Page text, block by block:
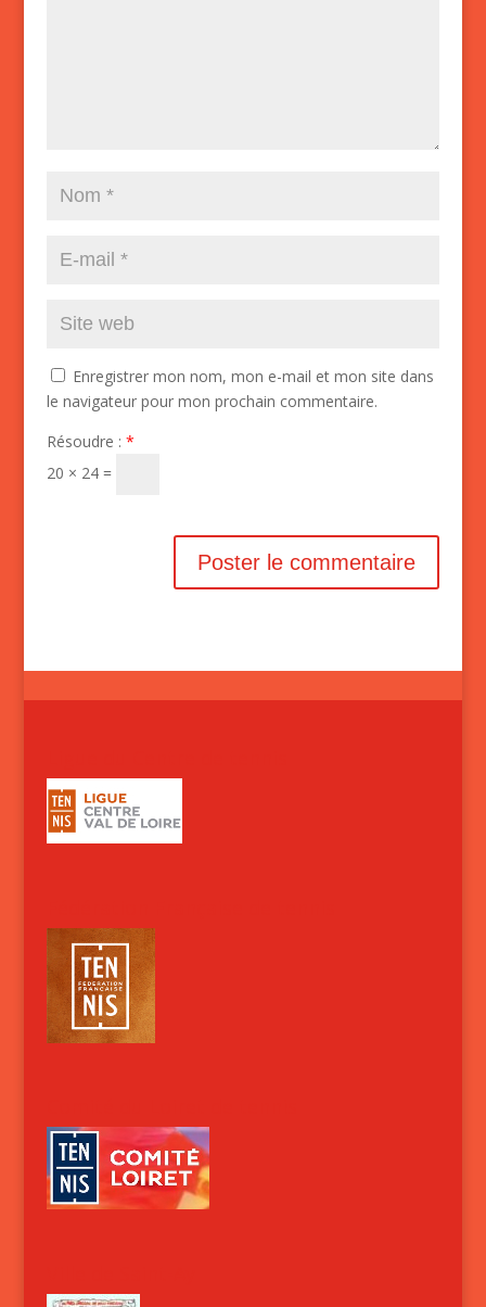
Enregistrer mon nom, mon e-mail et mon site dans
le navigateur pour mon prochain commentaire.
Résoudre : *
20 × 24 =